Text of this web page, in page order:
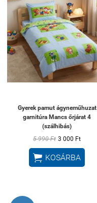
Gyerek pamut ágyneműhuzat
garnitúra Mancs őrjárat 4
(szálhibás)
5 990 Ft 3 000 Ft
 KOSÁRBA